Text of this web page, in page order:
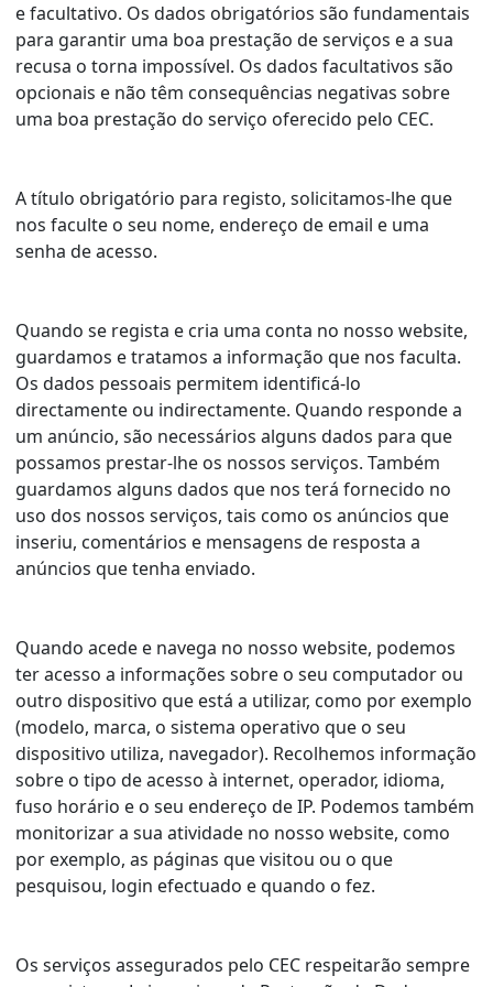
e facultativo. Os dados obrigatórios são fundamentais
para garantir uma boa prestação de serviços e a sua
recusa o torna impossível. Os dados facultativos são
opcionais e não têm consequências negativas sobre
uma boa prestação do serviço oferecido pelo CEC.
A título obrigatório para registo, solicitamos-lhe que
nos faculte o seu nome, endereço de email e uma
senha de acesso.
Quando se regista e cria uma conta no nosso website,
guardamos e tratamos a informação que nos faculta.
Os dados pessoais permitem identificá-lo
directamente ou indirectamente. Quando responde a
um anúncio, são necessários alguns dados para que
possamos prestar-lhe os nossos serviços. Também
guardamos alguns dados que nos terá fornecido no
uso dos nossos serviços, tais como os anúncios que
inseriu, comentários e mensagens de resposta a
anúncios que tenha enviado.
Quando acede e navega no nosso website, podemos
ter acesso a informações sobre o seu computador ou
outro dispositivo que está a utilizar, como por exemplo
(modelo, marca, o sistema operativo que o seu
dispositivo utiliza, navegador). Recolhemos informação
sobre o tipo de acesso à internet, operador, idioma,
fuso horário e o seu endereço de IP. Podemos também
monitorizar a sua atividade no nosso website, como
por exemplo, as páginas que visitou ou o que
pesquisou, login efectuado e quando o fez.
Os serviços assegurados pelo CEC respeitarão sempre